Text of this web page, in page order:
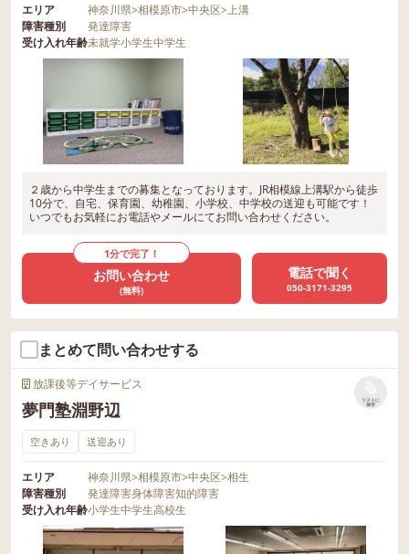
エリア 神奈川県>相模原市>中央区>上溝
障害種別
発達障害
受け入れ年齢未就学小学生中学生
２歳から中学生までの募集となっております。JR相模線上溝駅から徒歩
10分で、自宅、保育園、幼稚園、小学校、中学校の送迎も可能です！
いつでもお気軽にお電話やメールにてお問い合わせください。
1分で完了！
お問い合わせ
(無料)
電話で聞く
050-3171-3295
まとめて問い合わせする
放課後等デイサービス
夢門塾淵野辺
リストに
保存
空きあり 送迎あり
エリア 神奈川県>相模原市>中央区>相生
障害種別
発達障害身体障害知的障害
受け入れ年齢小学生中学生高校生